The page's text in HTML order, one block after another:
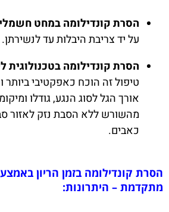
הסרת קונדילומה במחט
על יד צריבת היבלות עד לנשירתן.
הסרת קונדילומה בטכנולוגית
טיפול זה הוכח כאפקטיבי
אורך הגל לסוג הנגע, גודלו
מהשורש ללא הסבת נזק לאזור
כאבים.
הסרת קונדילומה בזמן הריון
מתקדמת – היתרונות: